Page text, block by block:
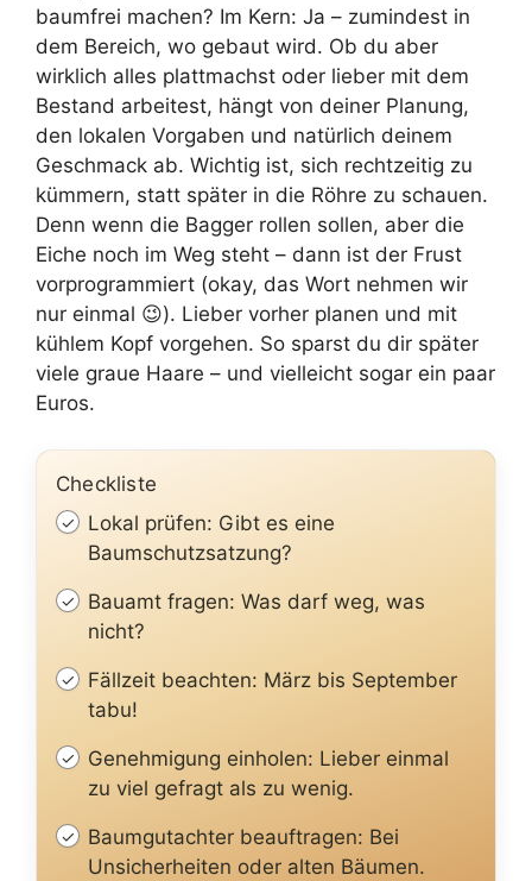
baumfrei machen? Im Kern: Ja – zumindest in
dem Bereich, wo gebaut wird. Ob du aber
wirklich alles plattmachst oder lieber mit dem
Bestand arbeitest, hängt von deiner Planung,
den lokalen Vorgaben und natürlich deinem
Geschmack ab. Wichtig ist, sich rechtzeitig zu
kümmern, statt später in die Röhre zu schauen.
Denn wenn die Bagger rollen sollen, aber die
Eiche noch im Weg steht – dann ist der Frust
vorprogrammiert (okay, das Wort nehmen wir
nur einmal 😉). Lieber vorher planen und mit
kühlem Kopf vorgehen. So sparst du dir später
viele graue Haare – und vielleicht sogar ein paar
Euros.
Checkliste
Lokal prüfen: Gibt es eine
Baumschutzsatzung?
Bauamt fragen: Was darf weg, was
nicht?
Fällzeit beachten: März bis September
tabu!
Genehmigung einholen: Lieber einmal
zu viel gefragt als zu wenig.
Baumgutachter beauftragen: Bei
Unsicherheiten oder alten Bäumen.